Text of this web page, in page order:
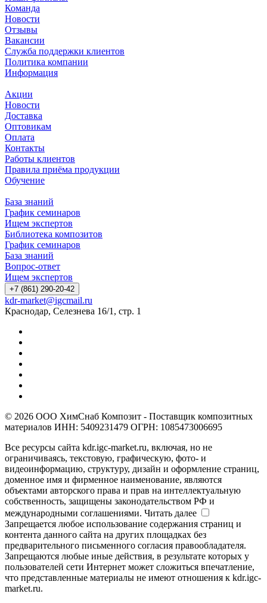
Команда
Новости
Отзывы
Вакансии
Служба поддержки клиентов
Политика компании
Информация
Акции
Новости
Доставка
Оптовикам
Оплата
Контакты
Работы клиентов
Правила приёма продукции
Обучение
База знаний
График семинаров
Ищем экспертов
Библиотека композитов
График семинаров
База знаний
Вопрос-ответ
Ищем экспертов
+7 (861) 290-20-42
kdr-market@igcmail.ru
Краснодар, Селезнева 16/1, стр. 1
© 2026 ООО ХимСнаб Композит - Поставщик композитных
материалов ИНН: 5409231479 ОГРН: 1085473006695
Все ресурсы сайта kdr.igc-market.ru, включая, но не
ограничиваясь, текстовую, графическую, фото- и
видеоинформацию, структуру, дизайн и оформление страниц,
доменное имя и фирменное наименование, являются
объектами авторского права и прав на интеллектуальную
собственность, защищены законодательством РФ и
международными соглашениями. Читать далее
Запрещается любое использование содержания страниц и
контента данного сайта на других площадках без
предварительного письменного согласия правообладателя.
Запрещаются любые иные действия, в результате которых у
пользователей сети Интернет может сложиться впечатление,
что представленные материалы не имеют отношения к kdr.igc-
market.ru.